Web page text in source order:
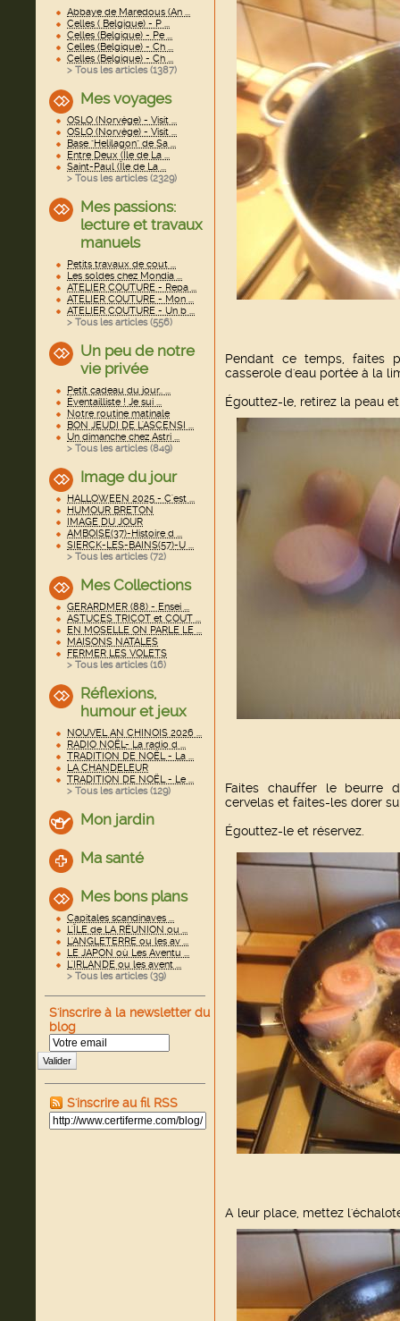
Abbaye de Maredous (An ...
Celles ( Belgique) - P ...
Celles (Belgique) - Pe ...
Celles (Belgique) - Ch ...
Celles (Belgique) - Ch ...
> Tous les articles (1387)
Mes voyages
OSLO (Norvège) - Visit ...
OSLO (Norvège) - Visit ...
Base "Helilagon" de Sa ...
Entre Deux (Île de La ...
Saint-Paul (Île de La ...
> Tous les articles (2329)
Mes passions:
lecture et travaux
manuels
Petits travaux de cout ...
Les soldes chez Mondia ...
ATELIER COUTURE - Repa ...
ATELIER COUTURE - Mon ...
ATELIER COUTURE - Un b ...
> Tous les articles (556)
Un peu de notre
vie privée
Petit cadeau du jour.. ...
Éventailliste ! Je sui ...
Notre routine matinale
BON JEUDI DE L'ASCENSI ...
Un dimanche chez Astri ...
> Tous les articles (849)
Image du jour
HALLOWEEN 2025 - C'est ...
HUMOUR BRETON
IMAGE DU JOUR
AMBOISE(37)-Histoire d ...
SIERCK-LES-BAINS(57)-U ...
> Tous les articles (72)
Mes Collections
GERARDMER (88) - Ensei ...
ASTUCES TRICOT et COUT ...
EN MOSELLE ON PARLE LE ...
MAISONS NATALES
FERMER LES VOLETS
> Tous les articles (16)
Réflexions,
humour et jeux
NOUVEL AN CHINOIS 2026 ...
RADIO NOËL- La radio d ...
TRADITION DE NOËL - La ...
LA CHANDELEUR
TRADITION DE NOËL - Le ...
> Tous les articles (129)
Mon jardin
Ma santé
Mes bons plans
Capitales scandinaves ...
L'ÎLE de LA RÉUNION ou ...
L'ANGLETERRE ou les av ...
LE JAPON où Les Aventu ...
L'IRLANDE ou les avent ...
> Tous les articles (39)
S'inscrire à la newsletter du
blog
Valider
S'inscrire au fil RSS
Pendant ce temps, faites
casserole d'eau portée à la
Égouttez-le, retirez la peau
Faites chauffer le beurre
cervelas et faites-les dorer
Égouttez-le et réservez.
A leur place, mettez